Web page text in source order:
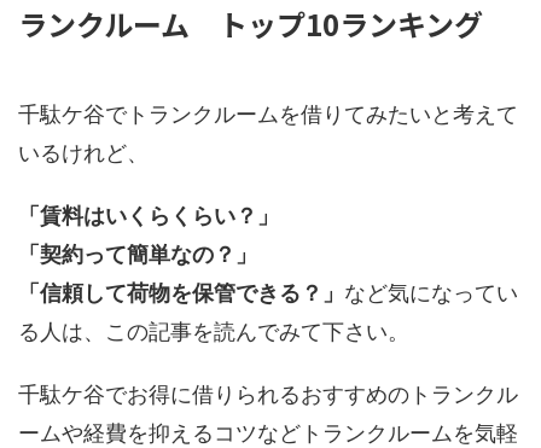
ランクルーム トップ10ランキング
千駄ケ谷でトランクルームを借りてみたいと考えて
いるけれど、
「賃料はいくらくらい？」
「契約って簡単なの？」
「信頼して荷物を保管できる？」 など気になってい
る人は、この記事を読んでみて下さい。
千駄ケ谷でお得に借りられるおすすめのトランクル
ームや経費を抑えるコツなどトランクルームを気軽